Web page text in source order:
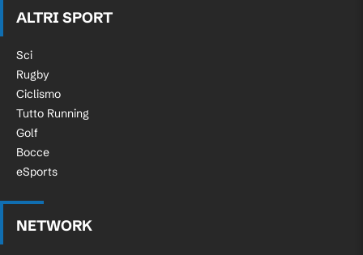
ALTRI SPORT
Sci
Rugby
Ciclismo
Tutto Running
Golf
Bocce
eSports
NETWORK